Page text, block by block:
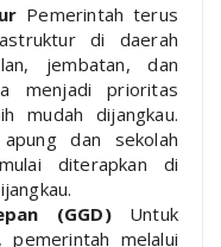
Pemerintah terus
di daerah
jembatan, dan
menjadi prioritas
mudah dijangkau.
dan sekolah
diterapkan di
(GGD)Untuk
pemerintah melalui